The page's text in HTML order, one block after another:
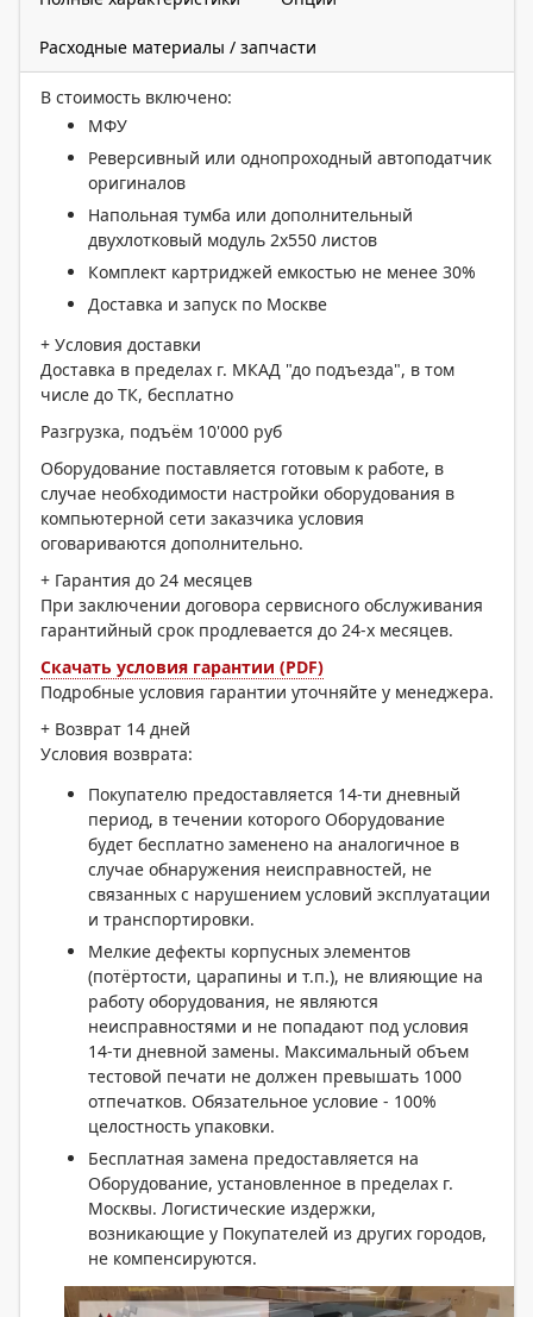
Расходные материалы / запчасти
В стоимость включено:
МФУ
Реверсивный или однопроходный автоподатчик
оригиналов
Напольная тумба или дополнительный
двухлотковый модуль 2х550 листов
Комплект картриджей емкостью не менее 30%
Доставка и запуск по Москве
+ Условия доставки
Доставка в пределах г. МКАД "до подъезда", в том
числе до ТК, бесплатно
Разгрузка, подъём 10'000 руб
Оборудование поставляется готовым к работе, в
случае необходимости настройки оборудования в
компьютерной сети заказчика условия
оговариваются дополнительно.
+ Гарантия до 24 месяцев
При заключении договора сервисного обслуживания
гарантийный срок продлевается до 24-х месяцев.
Скачать условия гарантии (PDF)
Подробные условия гарантии уточняйте у менеджера.
+ Возврат 14 дней
Условия возврата:
Покупателю предоставляется 14-ти дневный
период, в течении которого Оборудование
будет бесплатно заменено на аналогичное в
случае обнаружения неисправностей, не
связанных с нарушением условий эксплуатации
и транспортировки.
Мелкие дефекты корпусных элементов
(потёртости, царапины и т.п.), не влияющие на
работу оборудования, не являются
неисправностями и не попадают под условия
14-ти дневной замены. Максимальный объем
тестовой печати не должен превышать 1000
отпечатков. Обязательное условие - 100%
целостность упаковки.
Бесплатная замена предоставляется на
Оборудование, установленное в пределах г.
Москвы. Логистические издержки,
возникающие у Покупателей из других городов,
не компенсируются.